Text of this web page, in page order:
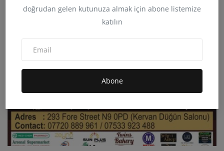
doğrudan gelen kutunuza almak için abone listemize
katılın
Abone